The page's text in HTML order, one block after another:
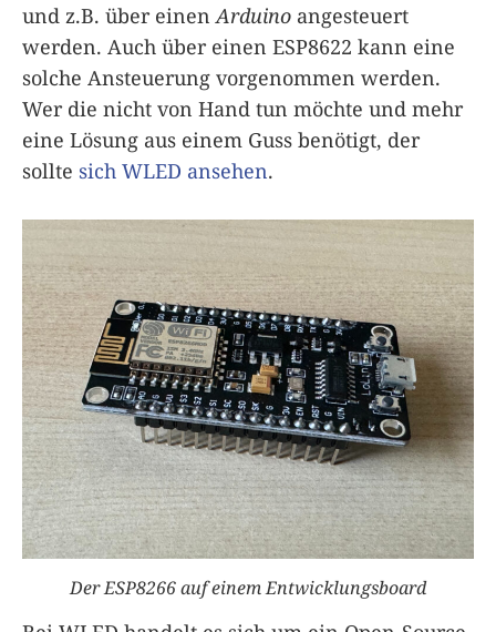
und z.B. über einen Arduino angesteuert
werden. Auch über einen ESP8622 kann eine
solche Ansteuerung vorgenommen werden.
Wer die nicht von Hand tun möchte und mehr
eine Lösung aus einem Guss benötigt, der
sollte sich WLED ansehen.
Der ESP8266 auf einem Entwicklungsboard